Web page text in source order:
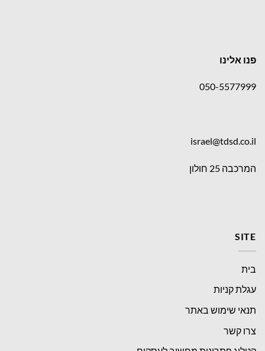
פנו אלינו
050-5577999
israel@tdsd.co.il
המרכבה 25 חולון
SITE
בית
עגלת קניות
תנאי שימוש באתר
צרו קשר